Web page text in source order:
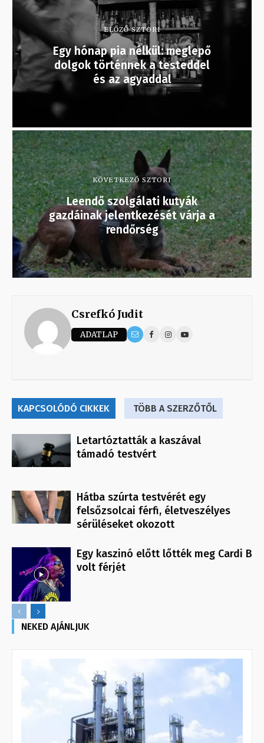
ELŐZŐ SZTORI
Egy hónap pia nélkül: meglepő
dolgok történnek a testeddel
és az agyaddal
KÖVETKEZŐ SZTORI
Leendő szolgálati kutyák
gazdáinak jelentkezését várja a
rendőrség
Csrefkó Judit
ADATLAP
KAPCSOLÓDÓ CIKKEK TÖBB A SZERZŐTŐL
Letartóztatták a kaszával
támadó testvért
Hátba szúrta testvérét egy
felsőzsolcai férfi, életveszélyes
sérüléseket okozott
Egy kaszinó előtt lőtték meg Cardi B
volt férjét
NEKED AJÁNLJUK